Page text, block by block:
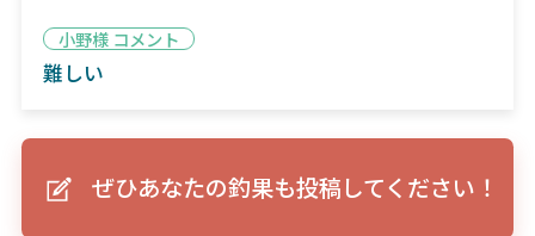
小野様 コメント
難しい
ぜひあなたの釣果も投稿してください！